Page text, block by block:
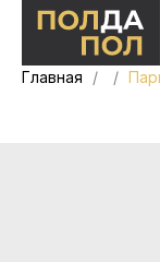
Главная